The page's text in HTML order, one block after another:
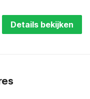
Details bekijken